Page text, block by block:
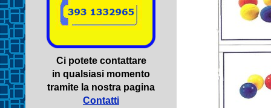
Ci potete contattare
in qualsiasi momento
tramite la nostra pagina
Contatti